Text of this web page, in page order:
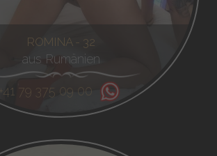
ROMINA - 32
aus Rumänien
+41 79 375 09 00